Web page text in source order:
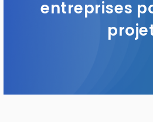
entreprises